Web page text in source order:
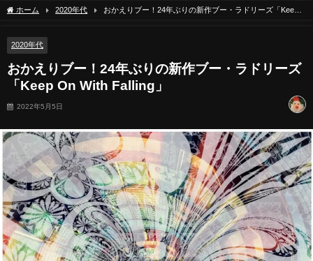
ホーム 2020年代
おかえりブー！24年ぶりの新作ブー・ラドリーズ「Keep
2020年代
おかえりブー！24年ぶりの新作ブー・ラドリーズ
「Keep On With Falling」
2022年5月5日